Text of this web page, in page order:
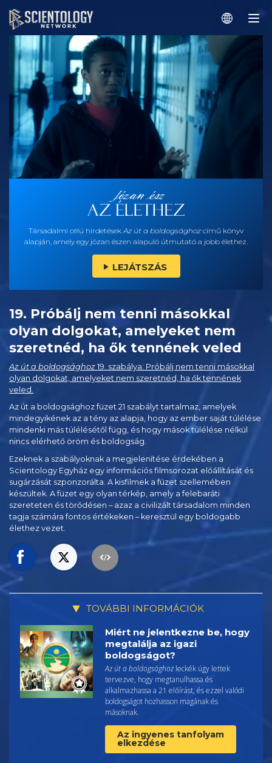
Társadalmi célú hirdetések Az út a boldogsághoz című könyv
alapján, amely egy józan észen alapuló útmutató a jobb élethez.
LEJÁTSZÁS
19. Próbálj nem tenni másokkal
olyan dolgokat, amelyeket nem
szeretnéd, ha ők tennének veled
Az út a boldogsághoz 19. szabálya: Próbálj nem tenni másokkal
olyan dolgokat, amelyeket nem szeretnéd, ha ők tennének
veled.
Az út a boldogsághoz füzet 21 szabályt tartalmaz, amelyek
mindegyikének az a tény az alapja, hogy az ember saját túlélése
mindenki más túlélésétől függ, és hogy mások túlélése nélkül
nincs elérhető öröm és boldogság.
Ezeknek a szabályoknak a megjelenítése érdekében a
Scientology Egyház egy információs filmsorozat előállítását és
sugárzását szponzorálta. A kisfilmek a füzet szellemében
készültek. A füzet egy olyan térkép, amely a felebaráti
szereteten és törődésen – azaz a civilizált társadalom minden
tagja számára fontos értékeken – keresztül egy boldogabb
élethez vezet.
TOVÁBBI INFORMÁCIÓK
Miért ne jelentkezne be, hogy
megtalálja az igazi
boldogságot?
Az út a boldogsághozleckék úgy lettek
tervezve, hogy megtanulhassa és
alkalmazhassa a 21 előírást, és ezzel valódi
boldogságot hozhasson magának és
másoknak.
Az ingyenes tanfolyam
elkezdése